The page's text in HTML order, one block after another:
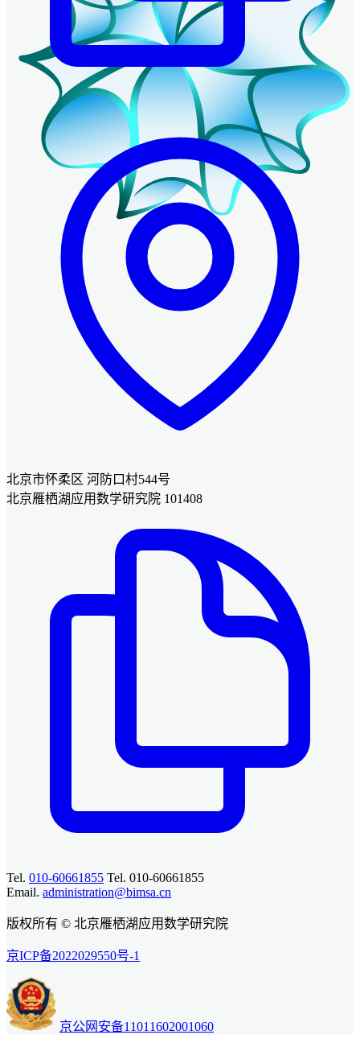
北京市怀柔区 河防口村544号
北京雁栖湖应用数学研究院 101408
Tel. 010-60661855 Tel. 010-60661855
Email. administration@bimsa.cn
版权所有 © 北京雁栖湖应用数学研究院
京ICP备2022029550号-1
京公网安备11011602001060